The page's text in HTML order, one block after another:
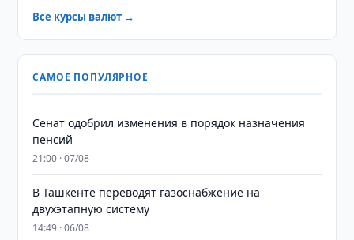
Все курсы валют →
САМОЕ ПОПУЛЯРНОЕ
Сенат одобрил изменения в порядок назначения
пенсий
21:00 · 07/08
В Ташкенте переводят газоснабжение на
двухэтапную систему
14:49 · 06/08